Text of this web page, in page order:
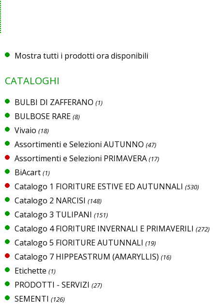
Mostra tutti i prodotti ora disponibili
CATALOGHI
BULBI DI ZAFFERANO (1)
BULBOSE RARE (8)
Vivaio (18)
Assortimenti e Selezioni AUTUNNO (47)
Assortimenti e Selezioni PRIMAVERA (17)
BiAcart (1)
Catalogo 1 FIORITURE ESTIVE ED AUTUNNALI (530)
Catalogo 2 NARCISI (148)
Catalogo 3 TULIPANI (151)
Catalogo 4 FIORITURE INVERNALI E PRIMAVERILI (272)
Catalogo 5 FIORITURE AUTUNNALI (19)
Catalogo 7 HIPPEASTRUM (AMARYLLIS) (16)
Etichette (1)
PRODOTTI - SERVIZI (27)
SEMENTI (126)